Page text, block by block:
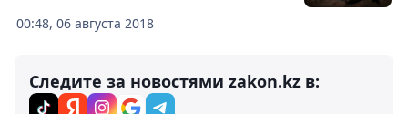
00:48, 06 августа 2018
Следите за новостями zakon.kz в: